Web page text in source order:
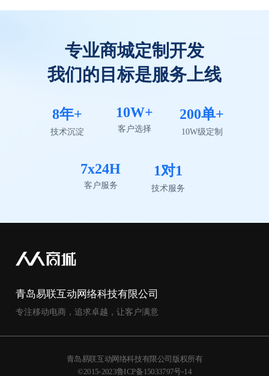
专业商城定制开发
我们的目标是服务上线
8年+
技术沉淀
10W+
客户选择
200单+
10W级定制
7x24H
客户服务
1对1
技术服务
青岛易联互动网络科技有限公司
专注移动电商，追求卓越，让客户满意
青岛易联互动网络科技有限公司版权所有
©2015-2023鲁ICP备15033797号-14